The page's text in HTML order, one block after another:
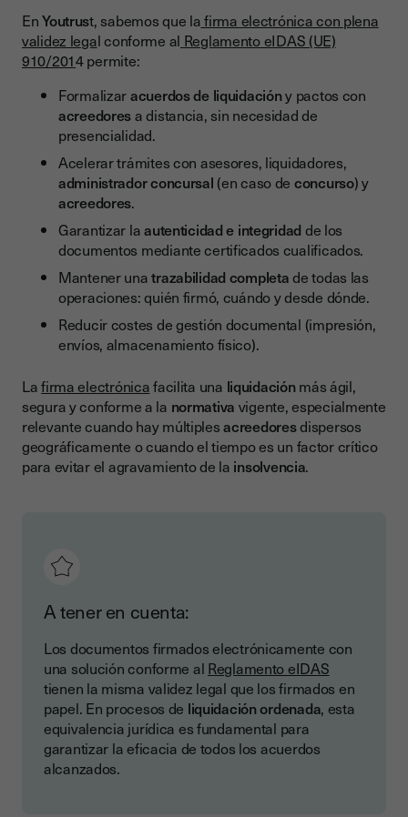
EnYoutrust, sabemos que lafirma electrónica con plena
validez legal conforme al Reglamento eIDAS (UE)
910/2014 permite:
Formalizaracuerdos de liquidacióny pactos con
acreedoresa distancia, sin necesidad de
presencialidad.
Acelerar trámites con asesores, liquidadores,
administrador concursal (en caso de concurso) y
acreedores.
Garantizar laautenticidad e integridad de los
documentos mediante certificados cualificados.
Mantener unatrazabilidad completade todas las
operaciones: quién firmó, cuándo y desde dónde.
Reducir costes de gestión documental (impresión,
envíos, almacenamiento físico).
Lafirma electrónicafacilita una liquidaciónmás ágil,
segura y conforme a la normativa vigente, especialmente
relevante cuando hay múltiplesacreedoresdispersos
geográficamente o cuando el tiempo es un factor crítico
para evitar el agravamiento de la insolvencia.
A tener en cuenta:
Los documentos firmados electrónicamente con
una solución conforme al Reglamento eIDAS
tienen la misma validez legal que los firmados en
papel. En procesos de liquidación ordenada, esta
equivalencia jurídica es fundamental para
garantizar la eficacia de todos los acuerdos
alcanzados.